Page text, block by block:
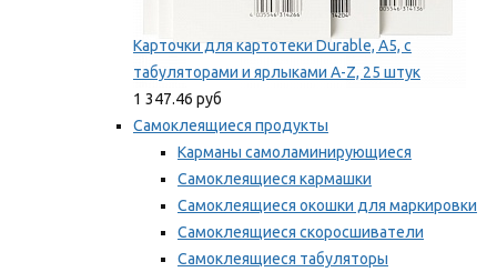
Карточки для картотеки Durable, A5, с
табуляторами и ярлыками A-Z, 25 штук
1 347.46 руб
Самоклеящиеся продукты
Карманы самоламинирующиеся
Самоклеящиеся кармашки
Самоклеящиеся окошки для маркировки
Самоклеящиеся скоросшиватели
Самоклеящиеся табуляторы